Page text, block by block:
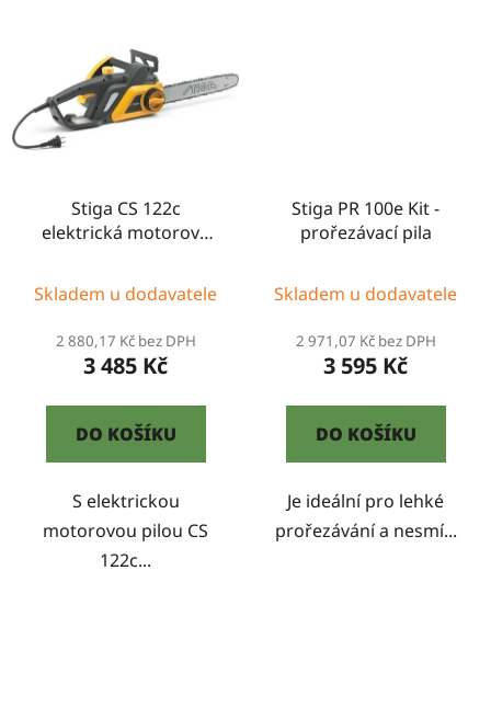
Stiga CS 122c
elektrická motorová
Skladem u dodavatele
2 880,17 Kč bez DPH
3 485 Kč
DO KOŠÍKU
S elektrickou
motorovou pilou CS
122c...
Stiga PR 100e Kit -
prořezávací pila
Skladem u dodavatele
2 971,07 Kč bez DPH
3 595 Kč
DO KOŠÍKU
Je ideální pro lehké
prořezávání a nesmí...